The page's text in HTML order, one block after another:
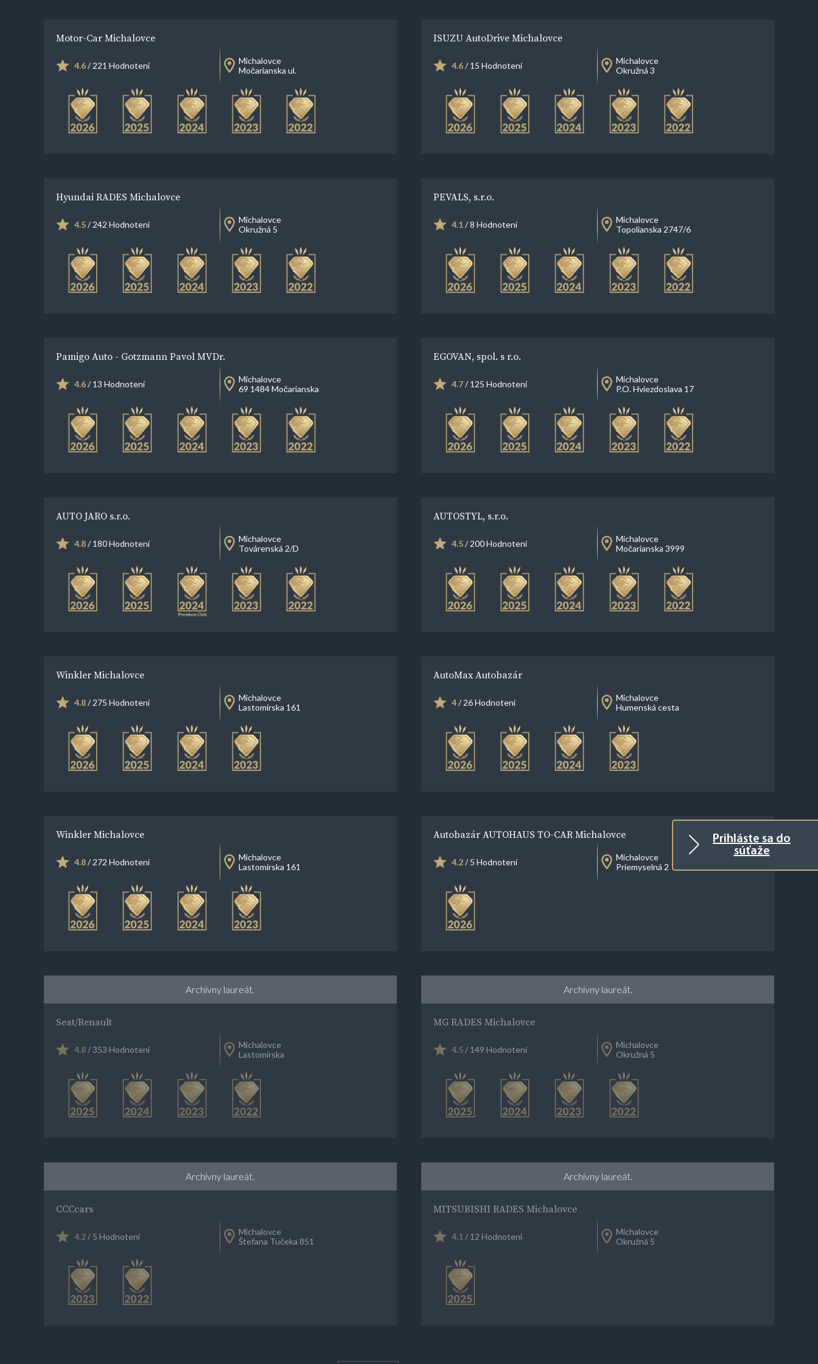
Prihláste sa do
súťaže
Motor-Car Michalovce
4.6/ 221 Hodnotení
Michalovce
Močarianska ul.
ISUZU AutoDrive Michalovce
4.6/ 15 Hodnotení
Michalovce
Okružná 3
Hyundai RADES Michalovce
4.5/ 242 Hodnotení
Michalovce
Okružná 5
PEVALS, s.r.o.
4.1/ 8 Hodnotení
Michalovce
Topolianska 2747/6
Pamigo Auto - Gotzmann Pavol MVDr.
4.6/ 13 Hodnotení
Michalovce
69 1484 Močarianska
EGOVAN, spol. s r.o.
4.7/ 125 Hodnotení
Michalovce
P.O. Hviezdoslava 17
AUTO JARO s.r.o.
4.8/ 180 Hodnotení
Michalovce
Továrenská 2/D
AUTOSTYL, s.r.o.
4.5/ 200 Hodnotení
Michalovce
Močarianska 3999
Winkler Michalovce
4.8/ 275 Hodnotení
Michalovce
Lastomírska 161
AutoMax Autobazár
4/ 26 Hodnotení
Michalovce
Humenská cesta
Winkler Michalovce
4.8/ 272 Hodnotení
Michalovce
Lastomírska 161
Autobazár AUTOHAUS TO-CAR Michalovce
4.2/ 5 Hodnotení
Michalovce
Priemyselná 2
Archívny laureát.
Seat/Renault
4.8/ 353 Hodnotení
Michalovce
Lastomírska
Archívny laureát.
MG RADES Michalovce
4.5/ 149 Hodnotení
Michalovce
Okružná 5
Archívny laureát.
CCCcars
4.2/ 5 Hodnotení
Michalovce
Štefana Tučeka 851
Archívny laureát.
MITSUBISHI RADES Michalovce
4.1 / 12 Hodnotení
Michalovce
Okružná 5